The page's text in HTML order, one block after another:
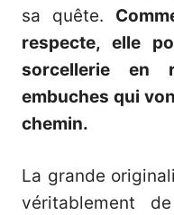
sa quête.
respecte, elle
sorcellerie en
embuches qui
chemin.
La grande
véritablement